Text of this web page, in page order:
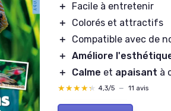
＋
Facile à entretenir
＋
Colorés et attractifs
＋
Compatible avec de
＋ Améliore
＋
Calme et apaisant à
★★★★★
★★★★★ 4,3/5 — 11 avis